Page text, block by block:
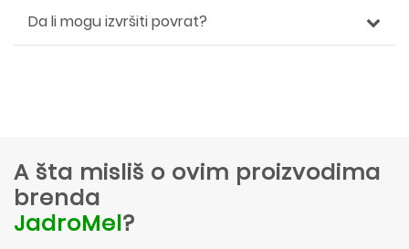
Da li mogu izvršiti povrat?
A šta misliš o ovim proizvodima
brenda
JadroMel?